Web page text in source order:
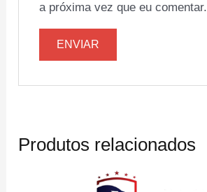
a próxima vez que eu comentar.
Produtos relacionados